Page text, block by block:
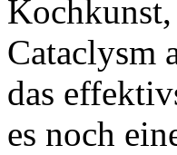
Cataclysm
das
es noch